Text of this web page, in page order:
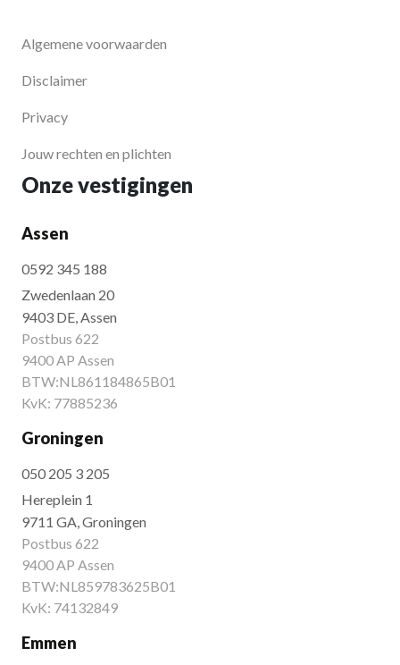
Algemene voorwaarden
Disclaimer
Privacy
Jouw rechten en plichten
Onze vestigingen
Assen
0592 345 188
Zwedenlaan 20
9403 DE, Assen
Postbus 622
9400 AP Assen
BTW:NL861184865B01
KvK: 77885236
Groningen
050 205 3 205
Hereplein 1
9711 GA, Groningen
Postbus 622
9400 AP Assen
BTW:NL859783625B01
KvK: 74132849
Emmen